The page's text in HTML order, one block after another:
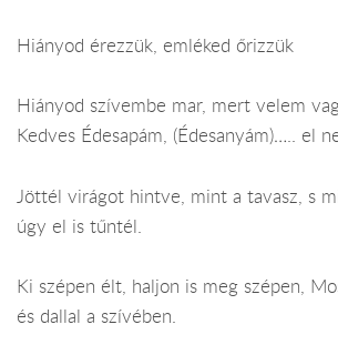
Hiányod érezzük, emléked őrizzük
Hiányod szívembe mar, mert velem
Kedves Édesapám, (Édesanyám)….. el
Jöttél virágot hintve, mint a tavasz, s
úgy el is tűntél.
Ki szépen élt, haljon is meg szépen,
és dallal a szívében.